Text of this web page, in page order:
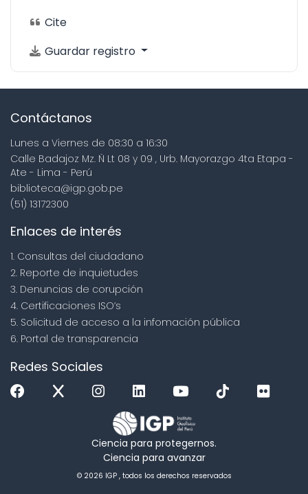
Cite
Guardar registro
Contáctanos
Lunes a Viernes de 08:30 a 16:30
Calle Badajoz Mz. Ñ Lt 08 y 09 , Urb. Mayorazgo 4ta Etapa -
Ate - Lima - Perú
biblioteca@igp.gob.pe
(51) 13172300
Enlaces de interés
1. Consultas del ciudadano
2. Reporte de inquietudes
3. Denuncias de corupción
4. Certificaciones ISO’s
5. Solicitud de acceso a la infomación pública
6. Portal de transparencia
Redes Sociales
Ciencia para protegernos.
Ciencia para avanzar
© 2026 IGP , todos los derechos reservados